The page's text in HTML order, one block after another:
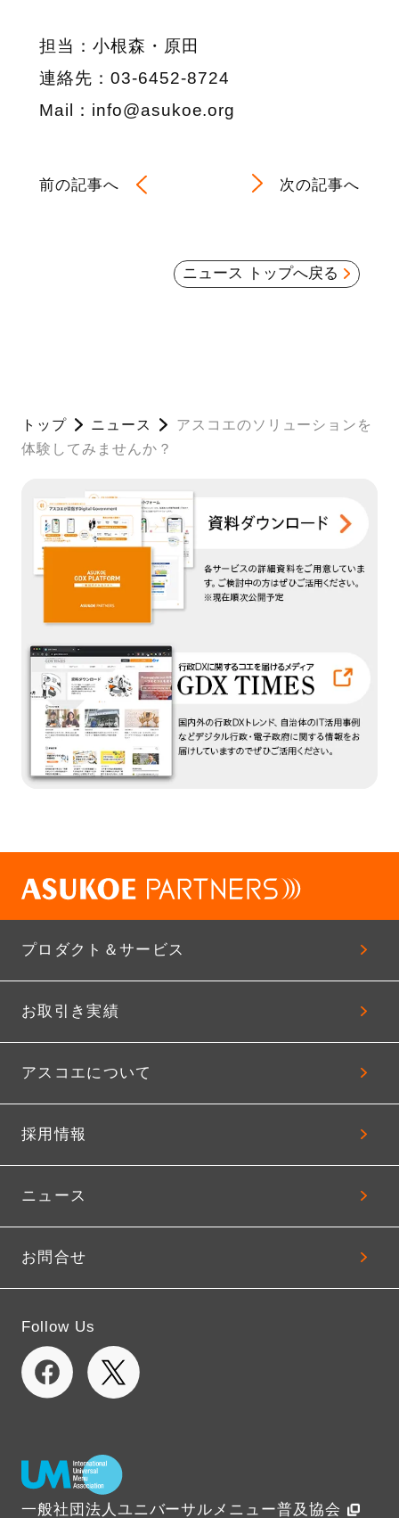
担当：小根森・原田
連絡先：03-6452-8724
Mail：info@asukoe.org
前の記事へ 次の記事へ
ニュース トップへ戻る
トップ ニュース
アスコエのソリューションを
体験してみませんか？
プロダクト＆サービス
お取引き実績
アスコエについて
採用情報
ニュース
お問合せ
Follow Us
一般社団法人ユニバーサルメニュー普及協会